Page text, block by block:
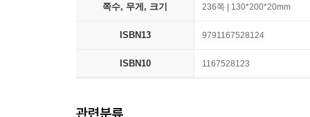
쪽수, 무게, 크기 236쪽 | 130*200*20mm
ISBN13 9791167528124
ISBN10 1167528123
관련분류